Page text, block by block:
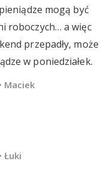
mogą być
roboczych… a więc
przepadły, może
w poniedziałek.
• Maciek
• Łuki